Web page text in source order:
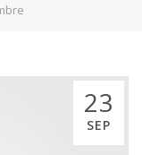
23
SEP